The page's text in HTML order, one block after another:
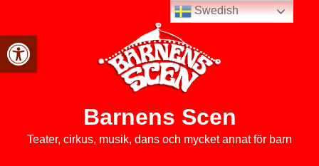
Open toolbar
Barnens Scen
Teater, cirkus, musik, dans och mycket annat för barn
Swedish